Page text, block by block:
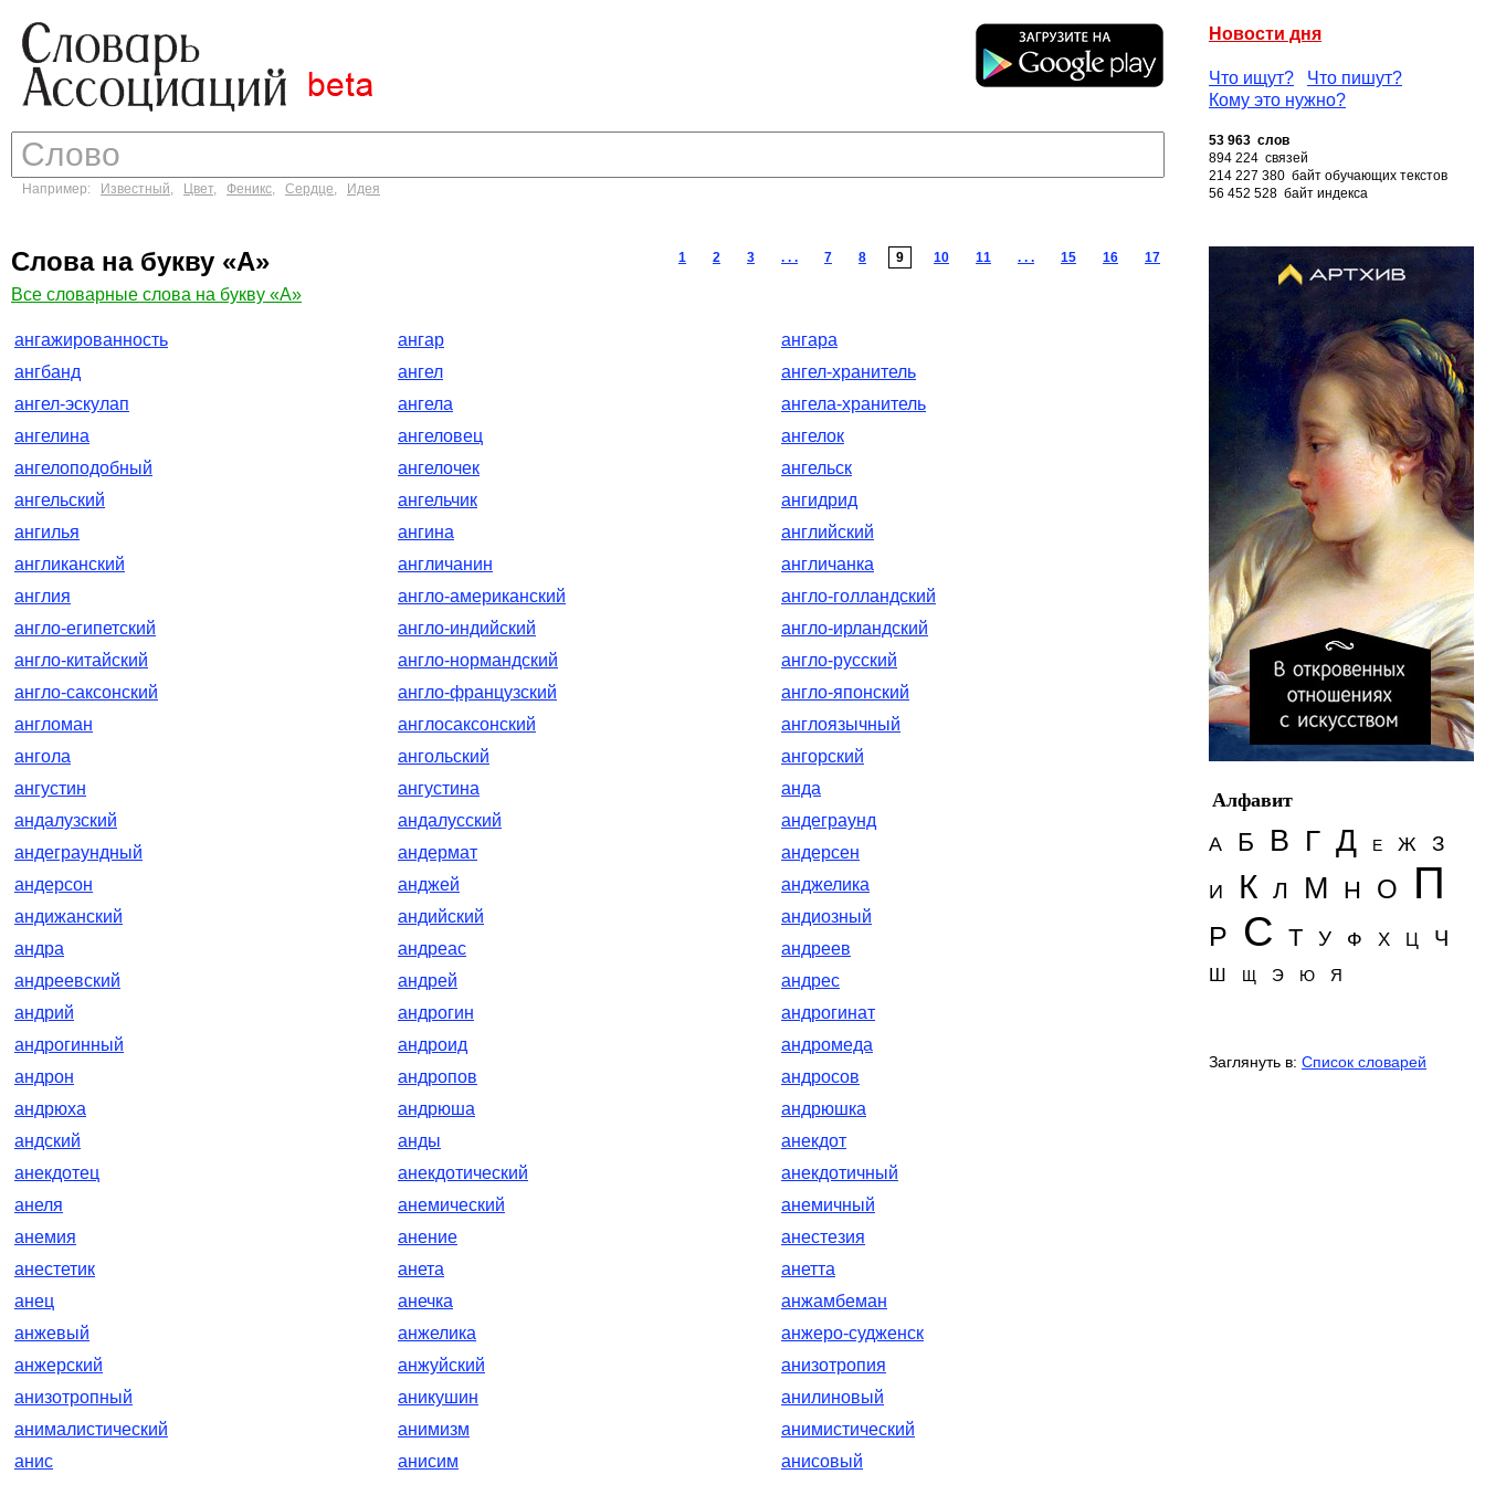
Новости дня
Что ищут?
Что пишут?
Кому это нужно?
Например: Известный, Цвет, Феникс, Сердце, Идея
53 963 слов
894 224 связей
214 227 380 байт обучающих текстов
56 452 528 байт индекса
Слова на букву «А» 1 2 3 . . . 7 8 9 10 11 . . . 15 16 17
Все словарные слова на букву «А»
ангажированность ангар
ангара
ангбанд
ангел
ангел-хранитель
ангел-эскулап
ангела
ангела-хранитель
ангелина
ангеловец
ангелок
ангелоподобный
ангелочек
ангельск
ангельский
ангельчик
ангидрид
ангилья
ангина
английский
англиканский
англичанин
англичанка
англия
англо-американский
англо-голландский
англо-египетский
англо-индийский
англо-ирландский
англо-китайский
англо-нормандский
англо-русский
англо-саксонский
англо-французский
англо-японский
англоман
англосаксонский
англоязычный
ангола
ангольский
ангорский
ангустин
ангустина
анда
андалузский
андалусский
андеграунд
андеграундный
андермат
андерсен
андерсон
анджей
анджелика
андижанский
андийский
андиозный
андра
андреас
андреев
андреевский
андрей
андрес
андрий
андрогин
андрогинат
андрогинный
андроид
андромеда
андрон
андропов
андросов
андрюха
андрюша
андрюшка
андский
анды
анекдот
анекдотец
анекдотический
анекдотичный
анеля
анемический
анемичный
анемия
анение
анестезия
анестетик
анета
анетта
анец
анечка
анжамбеман
анжевый
анжелика
анжеро-судженск
анжерский
анжуйский
анизотропия
анизотропный
аникушин
анилиновый
анималистический
анимизм
анимистический
анис
анисим
анисовый
Алфавит
А
Б В Г Д Е Ж З
И К Л М Н О П
Р С Т У Ф Х Ц Ч
Ш Щ Э Ю Я
Заглянуть в: Список словарей